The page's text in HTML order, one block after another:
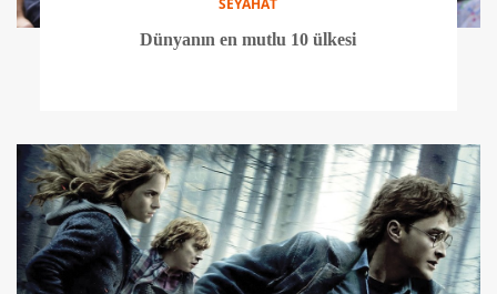
Dünyanın en mutlu 10 ülkesi